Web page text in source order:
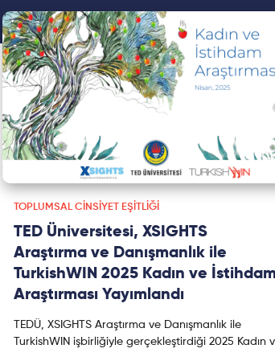
TOPLUMSAL CINSIYET EŞITLIĞI
TED Üniversitesi, XSIGHTS
Araştırma ve Danışmanlık ile
TurkishWIN 2025 Kadın ve İstihdam
Araştırması Yayımlandı
TEDÜ, XSIGHTS Araştırma ve Danışmanlık ile
TurkishWIN işbirliğiyle gerçekleştirdiği 2025 Kadın